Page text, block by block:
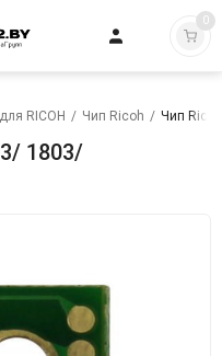
0
RICOH / Чип Ricoh / Чип
1803/